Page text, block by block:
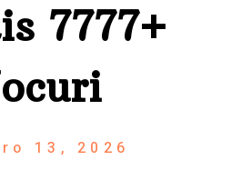
7777+
13, 2026